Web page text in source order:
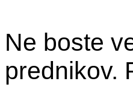
Ne boste
prednikov.